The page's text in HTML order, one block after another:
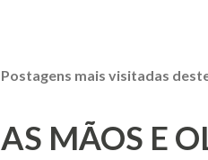
Postagens mais visitadas
AS MÃOS E